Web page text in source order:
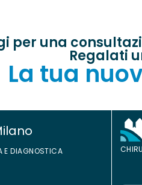
per una
Regalati
La tua
E DIAGNOSTICA